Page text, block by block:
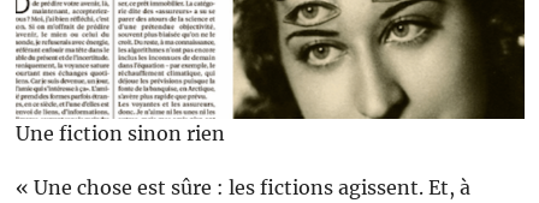
Une fiction sinon rien
« Une chose est sûre : les fictions agissent. Et, à